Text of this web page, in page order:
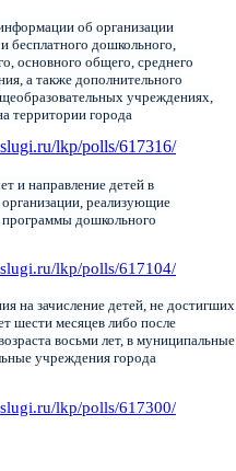
об организации
бесплатного дошкольного,
основного общего, среднего
а также дополнительного
учреждениях,
территории города
lkp/polls/617316/
и направление детей в
реализующие
программы дошкольного
lkp/polls/617104/
на зачисление детей, не достигших
шести месяцев либо после
восьми лет, в муниципальные
учреждения города
lkp/polls/617300/